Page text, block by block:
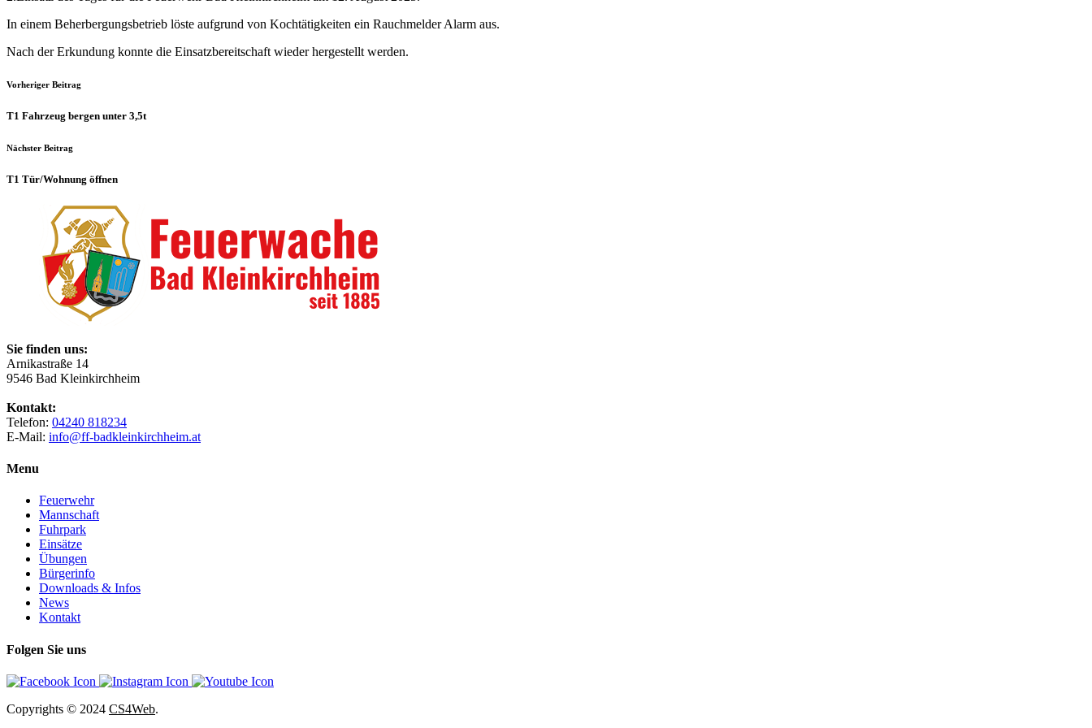
In einem Beherbergungsbetrieb löste aufgrund von Kochtätigkeiten ein Rauchmelder Alarm aus.
Nach der Erkundung konnte die Einsatzbereitschaft wieder hergestellt werden.
Vorheriger Beitrag
T1 Fahrzeug bergen unter 3,5t
Nächster Beitrag
T1 Tür/​Wohnung öffnen
Sie finden uns:
Arnikastraße 14
9546 Bad Kleinkirchheim
Kontakt:
Telefon: 04240 818234
E-Mail: info@ff-badkleinkirchheim.at
Menu
Feuerwehr
Mannschaft
Fuhrpark
Einsätze
Übungen
Bürgerinfo
Downloads & Infos
News
Kontakt
Folgen Sie uns
Copyrights © 2024 CS4Web.